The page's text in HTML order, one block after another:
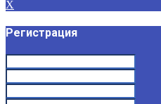
X
Регистрация